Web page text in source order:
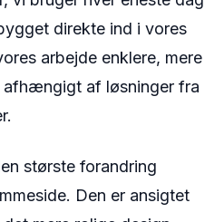
direkte ind i vores
arbejde enklere, mere
af løsninger fra
største forandring
Den er ansigtet